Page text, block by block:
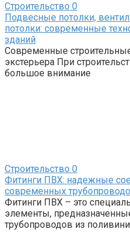
Строительство 0
Подвесные потолки,
потолки: современные
зданий
Современные
экстерьера При
большое внимание
Строительство 0
Фитинги ПВХ: надежные
современных
Фитинги ПВХ – это
элементы,
трубопроводов из